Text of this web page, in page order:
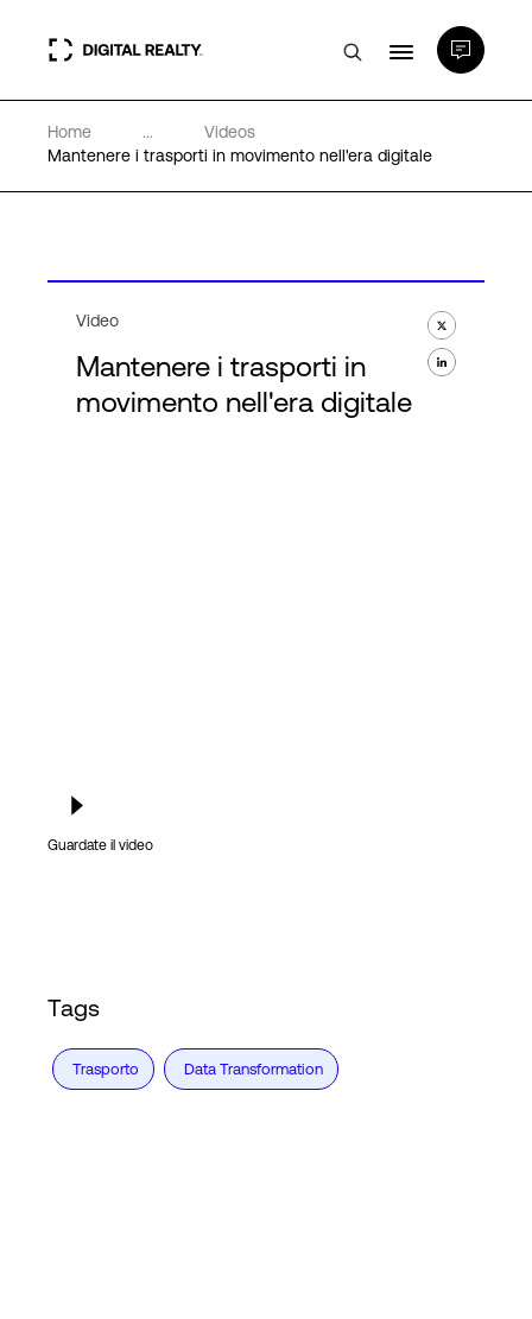
Data center
Competenze e Risorse
Home ...
Videos
Mantenere i trasporti in movimento nell'era digitale
Video
Mantenere i trasporti in
movimento nell'era digitale
Guardate il video
Tags
Trasporto Data Transformation